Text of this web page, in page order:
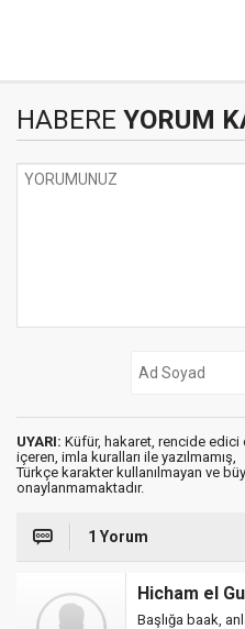
HABERE YORUM
UYARI: Küfür, hakaret, rencide edici
içeren, imla kuralları ile yazılmamış,
Türkçe karakter kullanılmayan ve
onaylanmamaktadır.
1 Yorum
Hicham el
Başlığa baak,